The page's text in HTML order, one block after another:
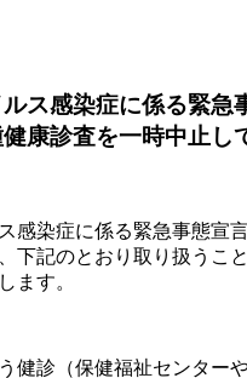
ス感染症に係る緊急
康診査を一時中止し
感染症に係る緊急事態宣
下記のとおり取り扱うこ
ます。
健診（保健福祉センター